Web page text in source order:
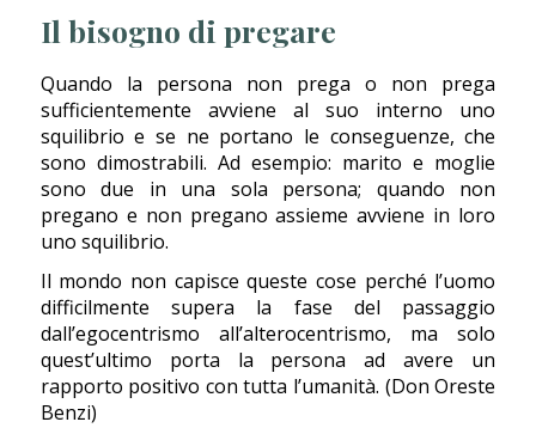
Il bisogno di pregare
Quando la persona non prega o non prega
sufficientemente avviene al suo interno uno
squilibrio e se ne portano le conseguenze, che
sono dimostrabili. Ad esempio: marito e moglie
sono due in una sola persona; quando non
pregano e non pregano assieme avviene in loro
uno squilibrio.
Il mondo non capisce queste cose perché l’uomo
difficilmente supera la fase del passaggio
dall’egocentrismo all’alterocentrismo, ma solo
quest’ultimo porta la persona ad avere un
rapporto positivo con tutta l’umanità. (Don Oreste
Benzi)